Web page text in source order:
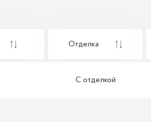
Отделка
С отделкой